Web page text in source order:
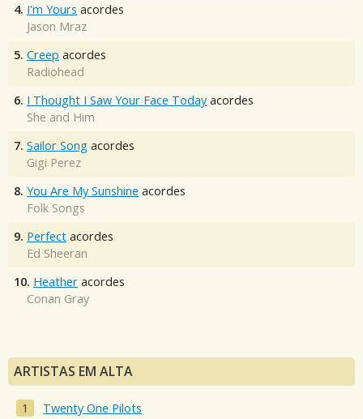
4. I'm Yours acordes
Jason Mraz
5. Creep acordes
Radiohead
6. I Thought I Saw Your Face Today acordes
She and Him
7. Sailor Song acordes
Gigi Perez
8. You Are My Sunshine acordes
Folk Songs
9. Perfect acordes
Ed Sheeran
10. Heather acordes
Conan Gray
ARTISTAS EM ALTA
Twenty One Pilots